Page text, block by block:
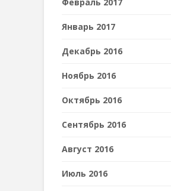
Январь 2017
Декабрь 2016
Ноябрь 2016
Октябрь 2016
Сентябрь 2016
Август 2016
Июль 2016